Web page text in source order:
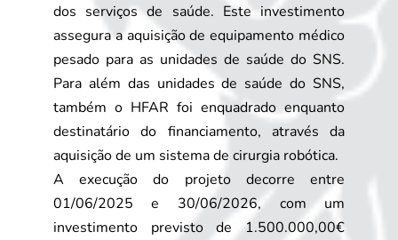
dos serviços de saúde. Este investimento
assegura a aquisição de equipamento médico
pesado para as unidades de saúde do SNS.
Para além das unidades de saúde do SNS,
também o HFAR foi enquadrado enquanto
destinatário do financiamento, através da
aquisição de um sistema de cirurgia robótica.
A execução do projeto decorre entre
01/06/2025 e 30/06/2026, com um
investimento previsto de 1.500.000,00€